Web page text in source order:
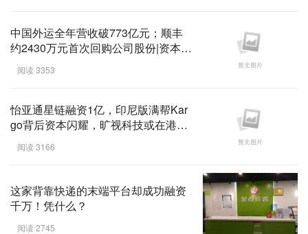
中国外运全年营收破773亿元；顺丰
约2430万元首次回购公司股份|资本风
向 ...
阅读 3353
怡亚通星链融资1亿，印尼版满帮Kar
go背后资本闪耀，旷视科技或在港上
市 ...
阅读 3166
这家背靠快递的末端平台却成功融资
千万！凭什么？
阅读 2745